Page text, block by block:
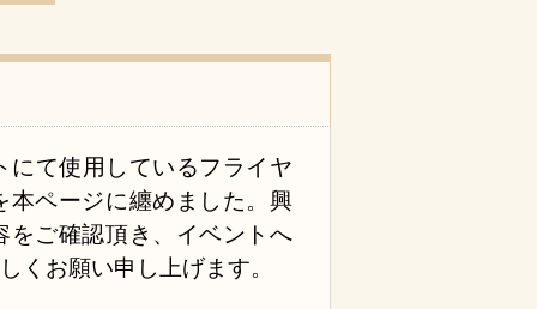
て使用しているフライヤ
本ページに纏めました。興
をご確認頂き、イベントへ
くお願い申し上げます。